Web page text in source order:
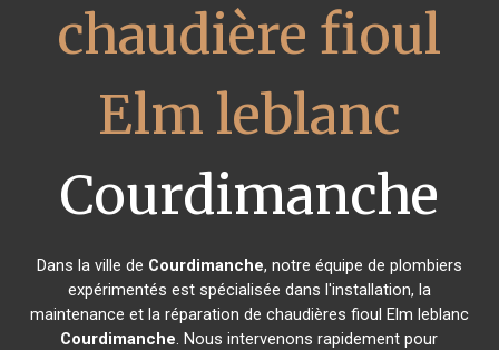
chaudière fioul
Elm leblanc
Courdimanche
Dans la ville de Courdimanche, notre équipe de plombiers
expérimentés est spécialisée dans l'installation, la
maintenance et la réparation de chaudières fioul Elm leblanc
Courdimanche. Nous intervenons rapidement pour